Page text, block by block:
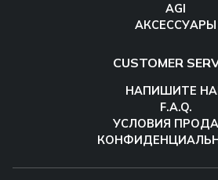
AGI
АКСЕССУАРЫ
CUSTOMER
НАПИШИТЕ
F.A.Q.
УСЛОВИЯ